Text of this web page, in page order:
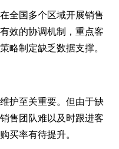
全国多个区域开展销售
效的协调机制，重点客
略制定缺乏数据支撑。
护至关重要。但由于缺
售团队难以及时跟进客
买率有待提升。